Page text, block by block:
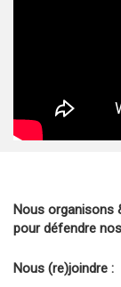
Nous organisons
pour défendre
Nous (re)joindre :